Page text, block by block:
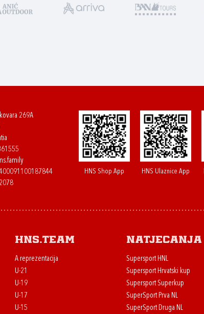
269A
HNS Shop App HNS Ulaznice App
HNS.team
A reprezentacija
U-21
U-19
U-17
U-15
Natjecanja
Supersport HNL
Supersport Hrvatski kup
Supersport Superkup
SuperSport Prva NL
SuperSport Druga NL